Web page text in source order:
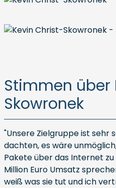
Stimmen über
Skowronek
"Unsere Zielgruppe ist sehr
dachten, es wäre
Pakete über das Internet
Million Euro Umsatz
weiß was sie tut und ich